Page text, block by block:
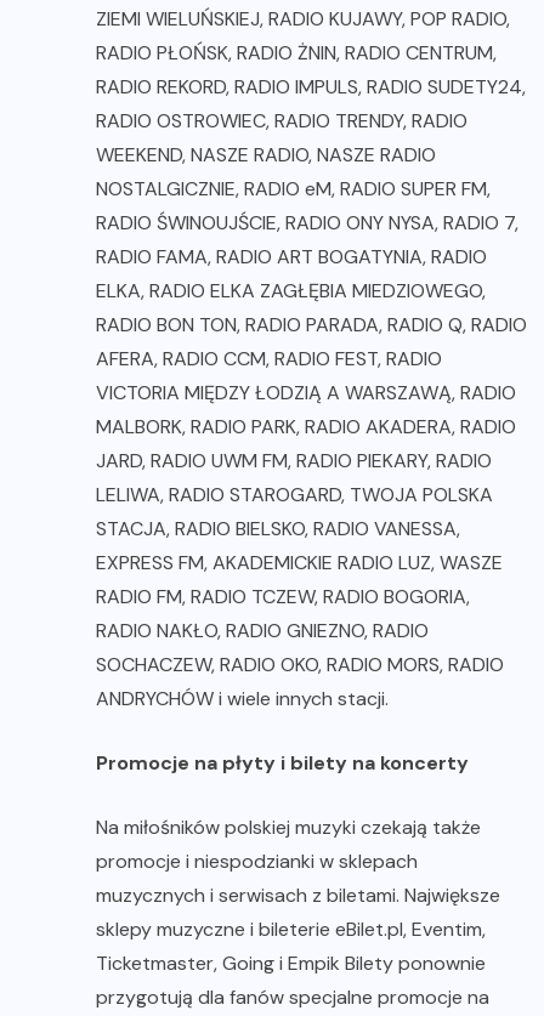
ZIEMI WIELUŃSKIEJ, RADIO KUJAWY, POP RADIO,
RADIO PŁOŃSK, RADIO ŻNIN, RADIO CENTRUM,
RADIO REKORD, RADIO IMPULS, RADIO SUDETY24,
RADIO OSTROWIEC, RADIO TRENDY, RADIO
WEEKEND, NASZE RADIO, NASZE RADIO
NOSTALGICZNIE, RADIO eM, RADIO SUPER FM,
RADIO ŚWINOUJŚCIE, RADIO ONY NYSA, RADIO 7,
RADIO FAMA, RADIO ART BOGATYNIA, RADIO
ELKA, RADIO ELKA ZAGŁĘBIA MIEDZIOWEGO,
RADIO BON TON, RADIO PARADA, RADIO Q, RADIO
AFERA, RADIO CCM, RADIO FEST, RADIO
VICTORIA MIĘDZY ŁODZIĄ A WARSZAWĄ, RADIO
MALBORK, RADIO PARK, RADIO AKADERA, RADIO
JARD, RADIO UWM FM, RADIO PIEKARY, RADIO
LELIWA, RADIO STAROGARD, TWOJA POLSKA
STACJA, RADIO BIELSKO, RADIO VANESSA,
EXPRESS FM, AKADEMICKIE RADIO LUZ, WASZE
RADIO FM, RADIO TCZEW, RADIO BOGORIA,
RADIO NAKŁO, RADIO GNIEZNO, RADIO
SOCHACZEW, RADIO OKO, RADIO MORS, RADIO
ANDRYCHÓW i wiele innych stacji.
Promocje na płyty i bilety na koncerty
Na miłośników polskiej muzyki czekają także
promocje i niespodzianki w sklepach
muzycznych i serwisach z biletami. Największe
sklepy muzyczne i bileterie eBilet.pl, Eventim,
Ticketmaster, Going i Empik Bilety ponownie
przygotują dla fanów specjalne promocje na